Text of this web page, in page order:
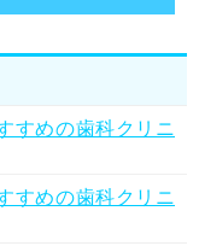
すめの歯科クリニ
すめの歯科クリニ